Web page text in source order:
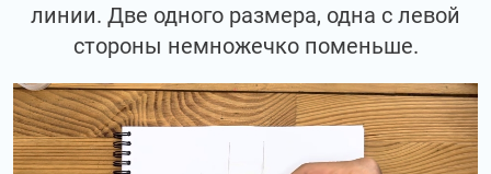
линии. Две одного размера, одна с левой
стороны немножечко поменьше.